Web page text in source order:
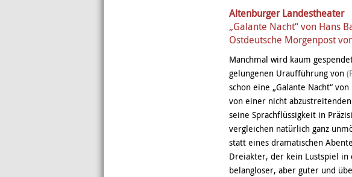
Altenburger Landestheater
„Galante Nacht“ von Hans
Ostdeutsche Morgenpost
Manchmal wird kaum
gelungenen Uraufführung von
schon eine „Galante Nacht“
von einer nicht
seine Sprachflüssigkeit in
vergleichen natürlich ganz
statt eines dramatischen
Dreiakter, der kein Lustspiel
belangloser, aber guter und